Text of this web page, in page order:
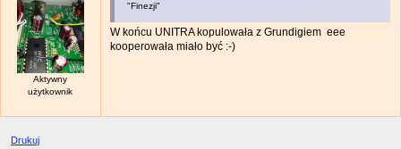
Aktywny
użytkownik
"Finezji"
W końcu UNITRA kopulowała z Grundigiem eee
kooperowała miało być :-)
Drukuj